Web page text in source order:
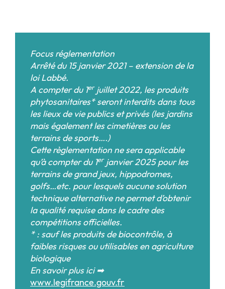
Focus réglementation
Arrêté du 15 janvier 2021 – extension de la
loi Labbé.
A compter du 1erjuillet 2022, les produits
phytosanitaires* seront interdits dans tous
les lieux de vie publics et privés (les jardins
mais également les cimetières ou les
terrains de sports….)
Cette règlementation ne sera applicable
qu’à compter du 1erjanvier 2025 pour les
terrains de grand jeux, hippodromes,
golfs…etc. pour lesquels aucune solution
technique alternative ne permet d’obtenir
la qualité requise dans le cadre des
compétitions officielles.
* : sauf les produits de biocontrôle, à
faibles risques ou utilisables en agriculture
biologique
En savoir plus ici ➡
www.legifrance.gouv.fr